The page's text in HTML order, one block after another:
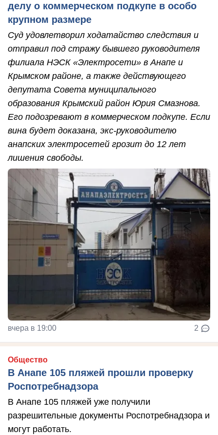
делу о коммерческом подкупе в особо
крупном размере
Суд удовлетворил ходатайство следствия и
отправил под стражу бывшего руководителя
филиала НЭСК «Электросети» в Анапе и
Крымском районе, а также действующего
депутата Совета муниципального
образования Крымский район Юрия Смазнова.
Его подозревают в коммерческом подкупе. Если
вина будет доказана, экс-руководителю
анапских электросетей грозит до 12 лет
лишения свободы.
вчера в 19:00 2
Общество
В Анапе 105 пляжей прошли проверку
Роспотребнадзора
В Анапе 105 пляжей уже получили
разрешительные документы Роспотребнадзора и
могут работать.